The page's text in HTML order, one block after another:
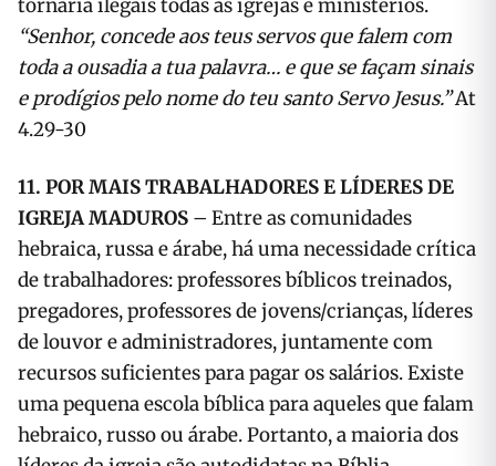
tornaria ilegais todas as igrejas e ministérios.
“Senhor, concede aos teus servos que falem com
toda a ousadia a tua palavra… e que se façam sinais
e prodígios pelo nome do teu santo Servo Jesus.”At
4.29-30
11. POR MAIS TRABALHADORES E LÍDERES DE
IGREJA MADUROS – Entre as comunidades
hebraica, russa e árabe, há uma necessidade crítica
de trabalhadores: professores bíblicos treinados,
pregadores, professores de jovens/crianças, líderes
de louvor e administradores, juntamente com
recursos suficientes para pagar os salários. Existe
uma pequena escola bíblica para aqueles que falam
hebraico, russo ou árabe. Portanto, a maioria dos